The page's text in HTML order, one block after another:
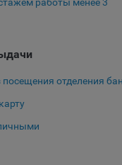
отпуске
лет
лет
посещения отделения